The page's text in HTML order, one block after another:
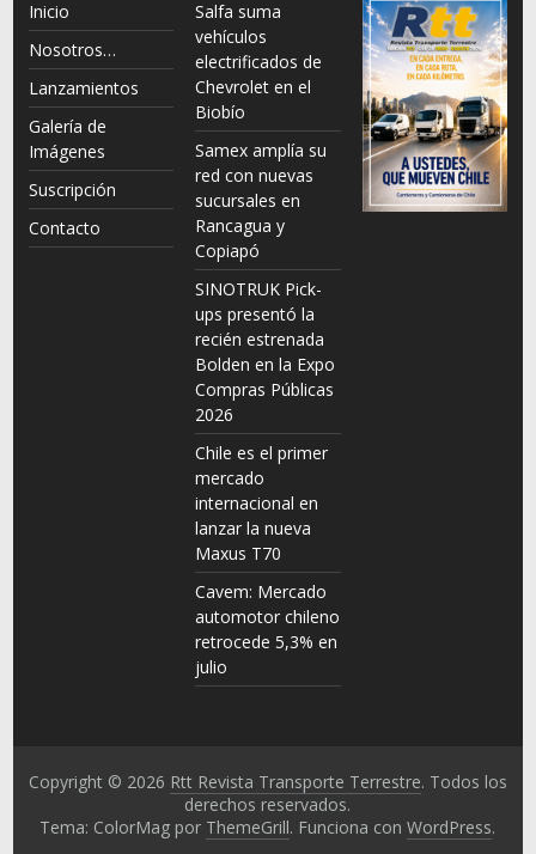
Inicio
Nosotros…
Lanzamientos
Galería de
Imágenes
Suscripción
Contacto
Salfa suma
vehículos
electrificados de
Chevrolet en el
Biobío
Samex amplía su
red con nuevas
sucursales en
Rancagua y
Copiapó
SINOTRUK Pick-
ups presentó la
recién estrenada
Bolden en la Expo
Compras Públicas
2026
Chile es el primer
mercado
internacional en
lanzar la nueva
Maxus T70
Cavem: Mercado
automotor chileno
retrocede 5,3% en
julio
Copyright © 2026 Rtt Revista Transporte Terrestre. Todos los
derechos reservados.
Tema: ColorMag por ThemeGrill. Funciona conWordPress.